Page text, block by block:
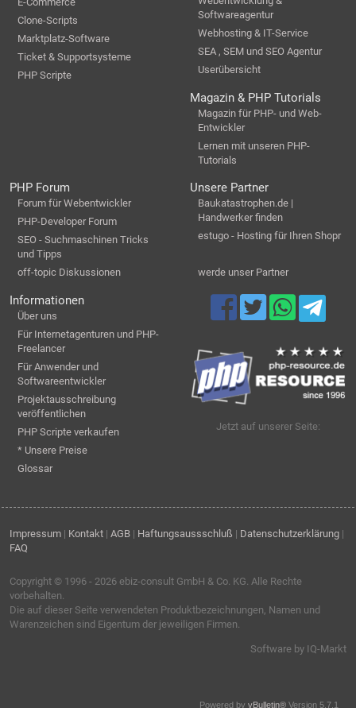
Clone-Scripts
Marktplatz-Software
Ticket & Supportsysteme
PHP Scripte
Softwareagentur
Webhosting & IT-Service
SEA , SEM und SEO Agentur
Userübersicht
Magazin & PHP Tutorials
Magazin für PHP- und Web-
Entwickler
Lernen mit unseren PHP-
Tutorials
PHP Forum
Forum für Webentwickler
PHP-Developer Forum
SEO - Suchmaschinen Tricks
und Tipps
off-topic Diskussionen
Unsere Partner
Baukatastrophen.de |
Handwerker finden
estugo - Hosting für Ihren Shopr
werde unser Partner
Informationen
Über uns
Für Internetagenturen und PHP-
Freelancer
Für Anwender und
Softwareentwickler
Projektausschreibung
veröffentlichen
PHP Scripte verkaufen
* Unsere Preise
Glossar
Jetzt auf unserer Seite:
Impressum | Kontakt | AGB | Haftungsaussschluß | Datenschutzerklärung |
FAQ
Copyright © 1996 - 2026 ebiz-consult GmbH & Co. KG. Alle Rechte
vorbehalten.
Die auf dieser Seite verwendeten Produktbezeichnungen, Namen und
Warenzeichen sind Eigentum der jeweiligen Firmen.
Software by IQ-Markt
Powered by vBulletin® Version 5.7.1